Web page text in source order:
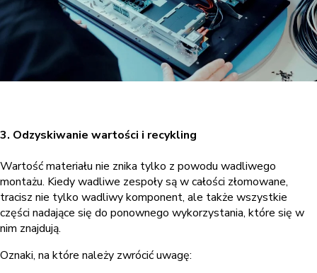
3. Odzyskiwanie wartości i recykling
Wartość materiału nie znika tylko z powodu wadliwego
montażu. Kiedy wadliwe zespoły są w całości złomowane,
tracisz nie tylko wadliwy komponent, ale także wszystkie
części nadające się do ponownego wykorzystania, które się w
nim znajdują.
Oznaki, na które należy zwrócić uwagę: